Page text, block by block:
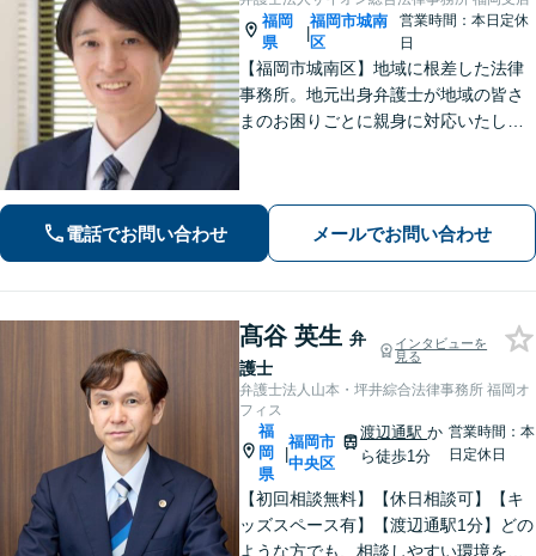
福岡
県
|
福岡市城南
区
営業時間：本日定休
日
【福岡市城南区】地域に根差した法律
事務所。地元出身弁護士が地域の皆さ
まのお困りごとに親身に対応いたしま
電話でお問い合わせ メールでお問い合わせ
髙谷 英生 弁
護士
インタビューを
見る
弁護士法人山本・坪井綜合法律事務所 福岡オ
フィス
福
岡
県
|
福岡市
中央区
渡辺通駅か
ら徒歩1分
営業時間：本
日定休日
【初回相談無料】【休日相談可】【キ
ッズスペース有】【渡辺通駅1分】どの
ような方でも、相談しやすい環境を整